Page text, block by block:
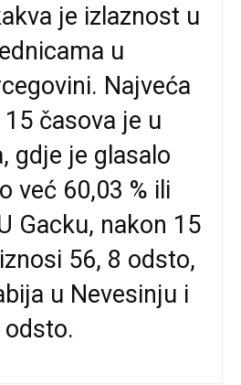
je izlaznost u
u
Najveća
časova je u
gdje je glasalo
već 60,03 % ili
Gacku, nakon 15
56, 8 odsto,
u Nevesinju i